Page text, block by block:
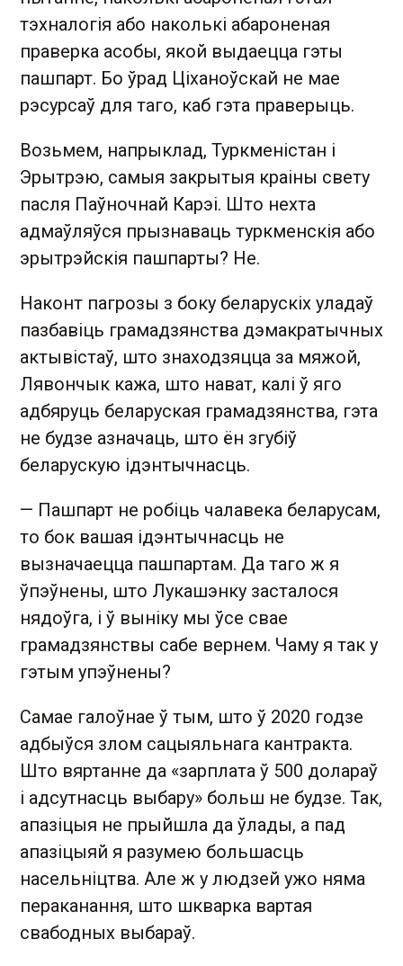
тэхналогія або наколькі абароненая
праверка асобы, якой выдаецца гэты
пашпарт. Бо ўрад Ціханоўскай не мае
рэсурсаў для таго, каб гэта праверыць.
Возьмем, напрыклад, Туркменістан і
Эрытрэю, самыя закрытыя краіны свету
пасля Паўночнай Карэі. Што нехта
адмаўляўся прызнаваць туркменскія або
эрытрэйскія пашпарты? Не.
Наконт пагрозы з боку беларускіх уладаў
пазбавіць грамадзянства дэмакратычных
актывістаў, што знаходзяцца за мяжой,
Лявончык кажа, што нават, калі ў яго
адбяруць беларуская грамадзянства, гэта
не будзе азначаць, што ён згубіў
беларускую ідэнтычнасць.
— Пашпарт не робіць чалавека беларусам,
то бок вашая ідэнтычнасць не
вызначаецца пашпартам. Да таго ж я
ўпэўнены, што Лукашэнку засталося
нядоўга, і ў выніку мы ўсе свае
грамадзянствы сабе вернем. Чаму я так у
гэтым упэўнены?
Самае галоўнае ў тым, што ў 2020 годзе
адбыўся злом сацыяльнага кантракта.
Што вяртанне да «зарплата ў 500 долараў
і адсутнасць выбару» больш не будзе. Так,
апазіцыя не прыйшла да ўлады, а пад
апазіцыяй я разумею большасць
насельніцтва. Але ж у людзей ужо няма
пераканання, што шкварка вартая
свабодных выбараў.